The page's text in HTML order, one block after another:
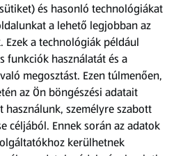
és hasonló technológiákat
a lehető legjobban az
Ezek a technológiák például
funkciók használatát és a
megosztást. Ezen túlmenően,
az Ön böngészési adatait
személyre szabott
céljából. Ennek során az adatok
kerülhetnek